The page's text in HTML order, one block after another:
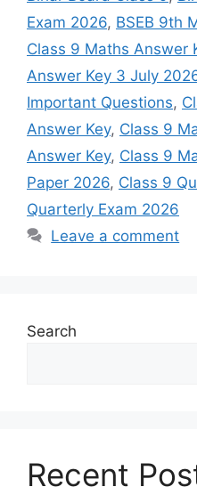
Exam 2026, BSEB 9th
Class 9 Maths Answer
Answer Key 3 July
Important Questions,
Answer Key, Class 9
Answer Key, Class 9
Paper 2026, Class 9
Quarterly Exam 2026
Leave a comment
Search
Recent